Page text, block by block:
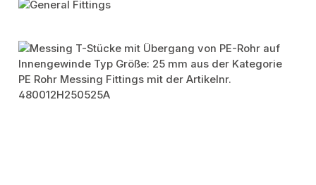
Bildergalerie überspringen